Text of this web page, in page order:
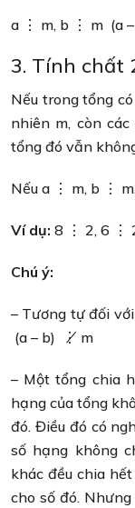
a ⋮ m, b ⋮ m (a
3. Tính chất
Nếu trong tổng
nhiên m, còn
tổng đó vẫn
Nếu a ⋮ m, b ⋮
Ví dụ: 8 ⋮ 2, 6 ⋮
Chú ý:
– Tương tự đối
(a – b) ⋮̸ m
– Một tổng chia
hạng của tổng
đó. Điều đó có
số hạng không
khác đều chia
cho số đó.